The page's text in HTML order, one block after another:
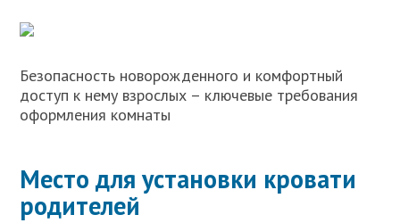
Безопасность новорожденного и комфортный
доступ к нему взрослых – ключевые требования
оформления комнаты
Место для установки кровати
родителей